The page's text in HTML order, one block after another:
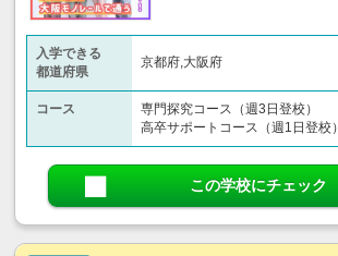
入学できる
都道府県
京都府,大阪府
コース
専門探究コース（週3日登校）
高卒サポートコース（週1日登校）
この学校にチェック